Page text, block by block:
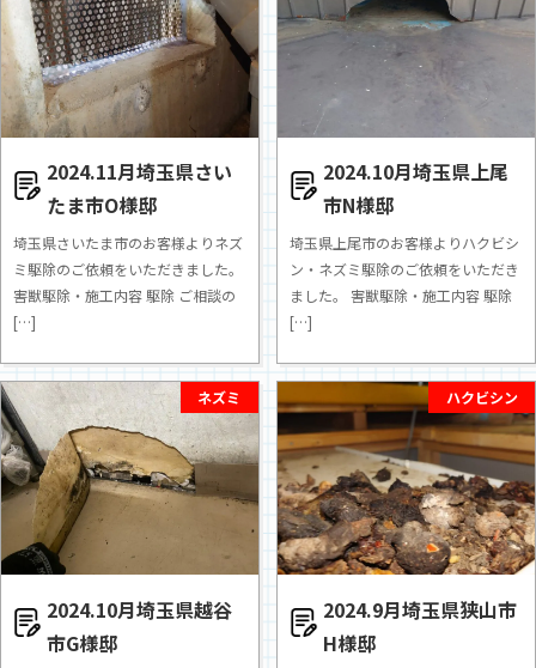
2024.11月埼玉県さい
たま市O様邸
埼玉県さいたま市のお客様よりネズ
ミ駆除のご依頼をいただきました。
害獣駆除・施工内容 駆除 ご相談の
[…]
2024.10月埼玉県上尾
市N様邸
埼玉県上尾市のお客様よりハクビシ
ン・ネズミ駆除のご依頼をいただき
ました。 害獣駆除・施工内容 駆除
[…]
ネズミ
2024.10月埼玉県越谷
市G様邸
ハクビシン
2024.9月埼玉県狭山市
H様邸